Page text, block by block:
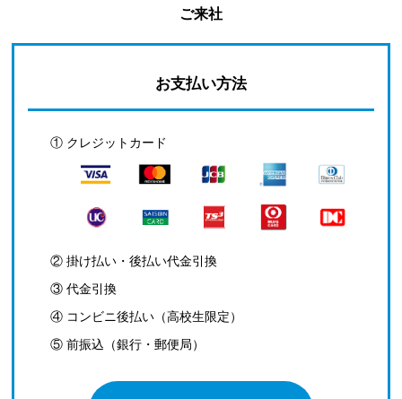
ご来社
お支払い方法
① クレジットカード
② 掛け払い・後払い代金引換
③ 代金引換
④ コンビニ後払い（高校生限定）
⑤ 前振込（銀行・郵便局）